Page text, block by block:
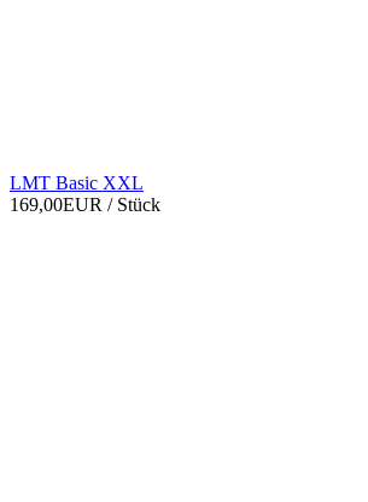
LMT Basic XXL
169,00EUR / Stück